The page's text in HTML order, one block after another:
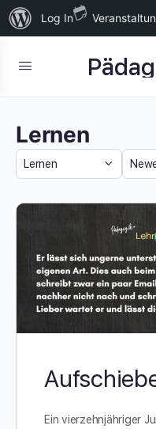
Über
WordPress
Log In
Lernen
Category
Sort
Ein vierzehnjähriger